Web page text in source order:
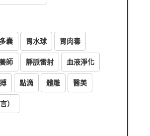
多囊 胃水球 胃肉毒
師 靜脈雷射 血液淨化
點滴 體雕 醫美
）